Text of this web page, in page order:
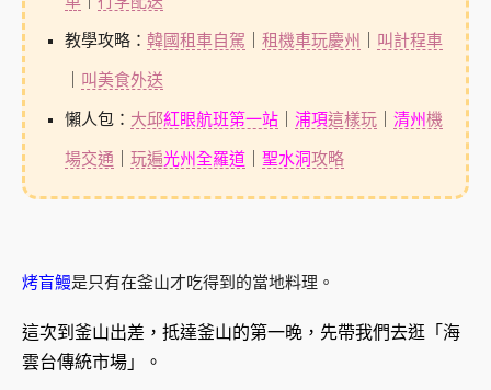
教學攻略： 韓國租車自駕 租機車玩慶州 叫計程車
叫美食外送
懶人包： 大邱紅眼航班第一站｜ 浦項這樣玩｜ 清州機
場交通 玩遍光州全羅道｜ 聖水洞攻略
烤盲鰻是只有在釜山才吃得到的當地料理。
這次到釜山出差，抵達釜山的第一晚，先帶我們去逛「海
雲台傳統市場」。